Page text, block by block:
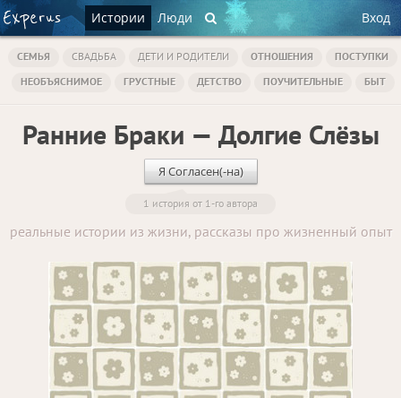
Истории Люди Вход
СЕМЬЯ СВАДЬБА ДЕТИ И РОДИТЕЛИ ОТНОШЕНИЯ
ПОСТУПКИ
НЕОБЪЯСНИМОЕ
ГРУСТНЫЕ ДЕТСТВО ПОУЧИТЕЛЬНЫЕ БЫТ
Ранние Браки — Долгие Слёзы
Я Согласен(-на)
1 история от 1-го автора
реальные истории из жизни, рассказы про жизненный опыт